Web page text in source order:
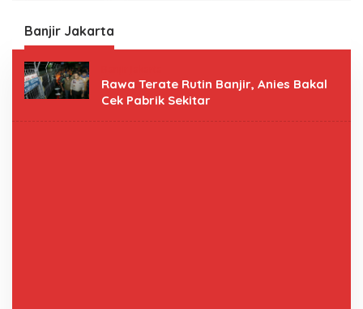
Banjir Jakarta
Rawa Terate Rutin Banjir, Anies Bakal
Cek Pabrik Sekitar